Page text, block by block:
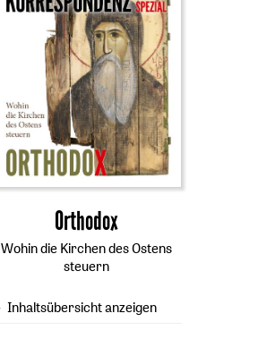
Orthodox:
Wohin die Kirchen des Ostens
steuern
Inhaltsübersicht anzeigen